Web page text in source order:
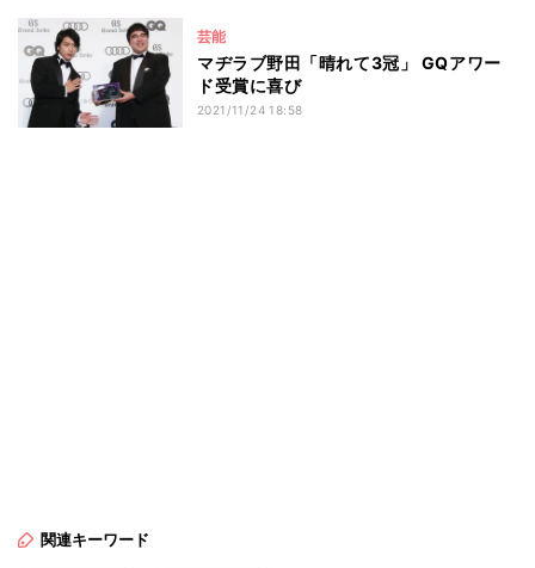
芸能
マヂラブ野田「晴れて3冠」 GQアワー
ド受賞に喜び
2021/11/24 18:58
関連キーワード